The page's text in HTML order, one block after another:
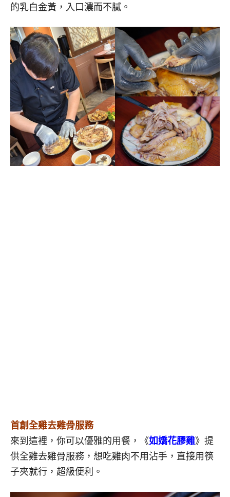
的乳白金黃，入口濃而不膩。
首創全雞去雞骨服務
來到這裡，你可以優雅的用餐，《如嬌花膠雞》提
供全雞去雞骨服務，想吃雞肉不用沾手，直接用筷
子夾就行，超級便利。